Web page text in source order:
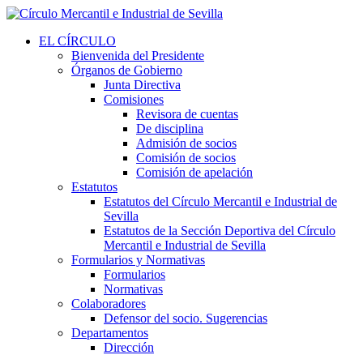
EL CÍRCULO
Bienvenida del Presidente
Órganos de Gobierno
Junta Directiva
Comisiones
Revisora de cuentas
De disciplina
Admisión de socios
Comisión de socios
Comisión de apelación
Estatutos
Estatutos del Círculo Mercantil e Industrial de
Sevilla
Estatutos de la Sección Deportiva del Círculo
Mercantil e Industrial de Sevilla
Formularios y Normativas
Formularios
Normativas
Colaboradores
Defensor del socio. Sugerencias
Departamentos
Dirección